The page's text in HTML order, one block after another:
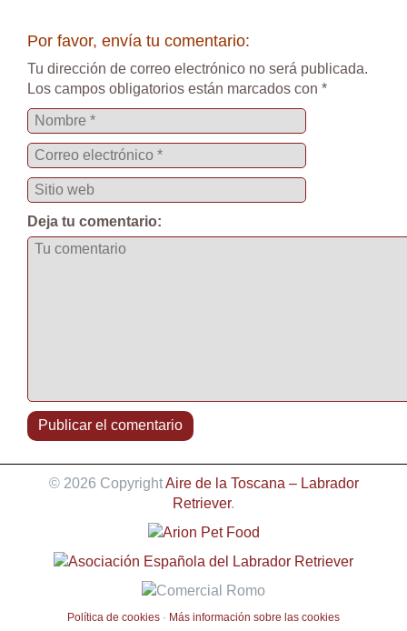
Por favor, envía tu comentario:
Tu dirección de correo electrónico no será publicada.
Los campos obligatorios están marcados con *
Deja tu comentario:
© 2026 CopyrightAire de la Toscana – Labrador
Retriever.
Política de cookies · Más información sobre las cookies